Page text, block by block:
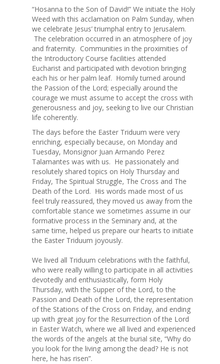
“Hosanna to the Son of David!” We initiate the Holy
Weed with this acclamation on Palm Sunday, when
we celebrate Jesus’ triumphal entry to Jerusalem.
The celebration occurred in an atmosphere of joy
and fraternity. Communities in the proximities of
the Introductory Course facilities attended
Eucharist and participated with devotion bringing
each his or her palm leaf. Homily turned around
the Passion of the Lord; especially around the
courage we must assume to accept the cross with
generousness and joy, seeking to live our Christian
life coherently.
The days before the Easter Triduum were very
enriching, especially because, on Monday and
Tuesday, Monsignor Juan Armando Perez
Talamantes was with us. He passionately and
resolutely shared topics on Holy Thursday and
Friday, The Spiritual Struggle, The Cross and The
Death of the Lord. His words made most of us
feel truly reassured, they moved us away from the
comfortable stance we sometimes assume in our
formative process in the Seminary and, at the
same time, helped us prepare our hearts to initiate
the Easter Triduum joyously.
We lived all Triduum celebrations with the faithful,
who were really willing to participate in all activities
devotedly and enthusiastically, form Holy
Thursday, with the Supper of the Lord, to the
Passion and Death of the Lord, the representation
of the Stations of the Cross on Friday, and ending
up with great joy for the Resurrection of the Lord
in Easter Watch, where we all lived and experienced
the words of the angels at the burial site, “Why do
you look for the living among the dead? He is not
here, he has risen”.